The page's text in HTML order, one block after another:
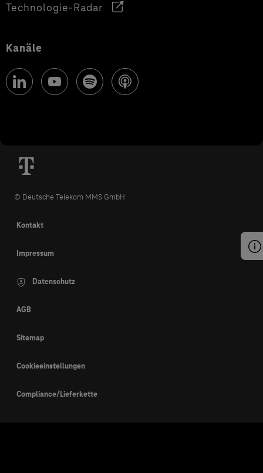
Technologie-Radar
Kanäle
© Deutsche Telekom MMS GmbH
Kontakt
Impressum
Datenschutz
AGB
Sitemap
Cookieeinstellungen
Compliance/Lieferkette